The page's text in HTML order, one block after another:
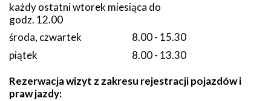
każdy ostatni wtorek miesiąca do
godz. 12.00
środa, czwartek
8.00 - 15.30
piątek
8.00 - 13.30
Rezerwacja wizyt z zakresu rejestracji pojazdów i
praw jazdy: